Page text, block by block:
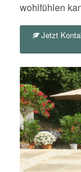
wohlfühlen
Jetzt